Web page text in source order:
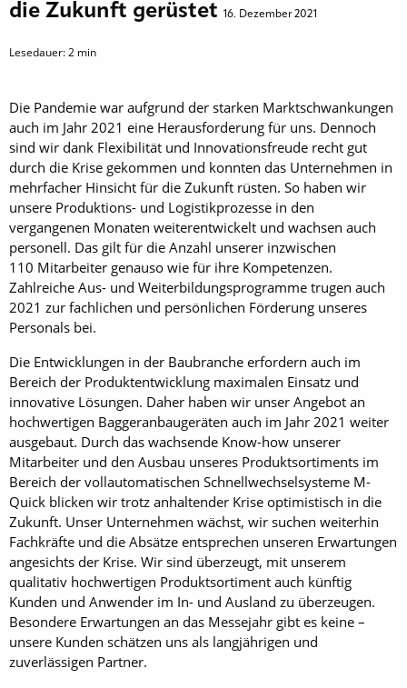
die Zukunft gerüstet 16. Dezember 2021
Lesedauer:2 min
Die Pandemie war aufgrund der starken Marktschwankungen
auch im Jahr 2021 eine Herausforderung für uns. Dennoch
sind wir dank Flexibilität und Innovationsfreude recht gut
durch die Krise gekommen und konnten das Unternehmen in
mehrfacher Hinsicht für die Zukunft rüsten. So haben wir
unsere Produktions- und Logistikprozesse in den
vergangenen Monaten weiterentwickelt und wachsen auch
personell. Das gilt für die Anzahl unserer inzwischen
110 Mitarbeiter genauso wie für ihre Kompetenzen.
Zahlreiche Aus- und Weiterbildungsprogram­me trugen auch
2021 zur fachlichen und persönlichen Förderung unseres
Personals bei.
Die Entwicklungen in der Baubranche erfordern auch im
Bereich der Produktentwicklung maximalen Einsatz und
innovative Lösungen. Daher haben wir unser Angebot an
hochwertigen Baggeranbaugeräten auch im Jahr 2021 weiter
ausgebaut. Durch das wachsende Know-how unserer
Mitarbeiter und den Ausbau unseres Produktsortiments im
Bereich der vollautomatischen Schnellwechselsysteme M-
Quick blicken wir trotz anhaltender Krise optimistisch in die
Zukunft. Unser Unternehmen wächst, wir suchen weiterhin
Fachkräfte und die Absätze entsprechen unseren Erwartungen
angesichts der Krise. Wir sind überzeugt, mit unserem
qualitativ hochwertigen Produktsortiment auch künftig
Kunden und Anwender im In- und Ausland zu überzeugen.
Besondere Erwartungen an das Messejahr gibt es keine –
unsere Kunden schätzen uns als langjährigen und
zuverlässigen Partner.